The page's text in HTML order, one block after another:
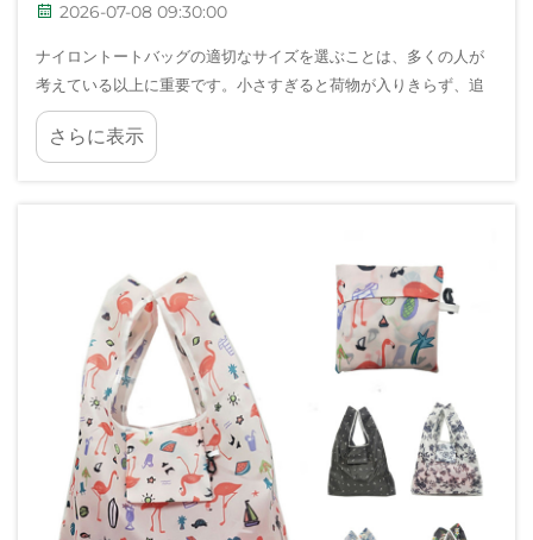
2026-07-08 09:30:00
ナイロントートバッグの適切なサイズを選ぶことは、多くの人が
考えている以上に重要です。小さすぎると荷物が入りきらず、追
加のバッグが必要になってしまいます。一方、大きすぎるとかさ
ばって、一日中持ち運ぶのが不快になります。
さらに表示